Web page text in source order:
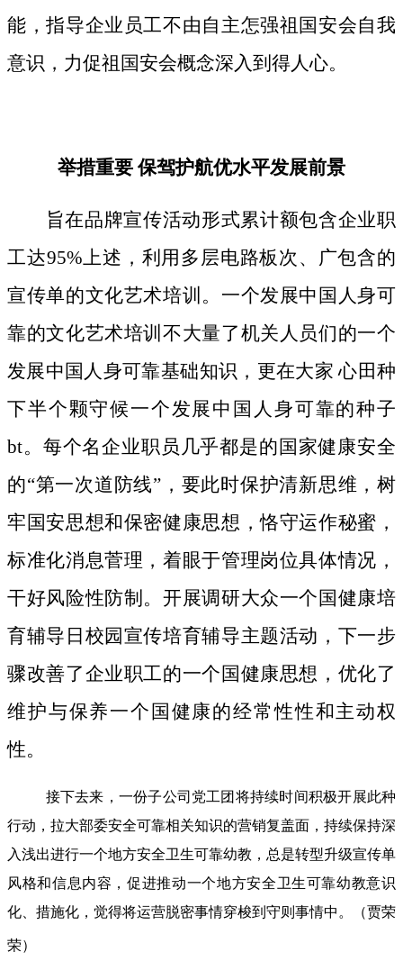
能，指导企业员工不由自主怎强祖国安会自我
意识，力促祖国安会概念深入到得人心。
举措重要 保驾护航优水平发展前景
旨在品牌宣传活动形式累计额包含企业职
工达95%上述，利用多层电路板次、广包含的
宣传单的文化艺术培训。一个发展中国人身可
靠的文化艺术培训不大量了机关人员们的一个
发展中国人身可靠基础知识，更在大家 心田种
下半个颗守候一个发展中国人身可靠的种子
bt。 每个名企业职员几乎都是的国家健康安全
的“第一次道防线”，要此时保护清新思维，树
牢国安思想和保密健康思想，恪守运作秘蜜，
标准化消息菅理，着眼于管理岗位具体情况，
干好风险性防制。开展调研大众一个国健康培
育辅导日校园宣传培育辅导主题活动，下一步
骤改善了企业职工的一个国健康思想，优化了
维护与保养一个国健康的经常性性和主动权
性。
接下去来，一份子公司党工团将持续时间积极开展此种
行动，拉大部委安全可靠相关知识的营销复盖面，持续保持深
入浅出进行一个地方安全卫生可靠幼教，总是转型升级宣传单
风格和信息内容，促进推动一个地方安全卫生可靠幼教意识
化、措施化，觉得将运营脱密事情穿梭到守则事情中。（贾荣
荣）